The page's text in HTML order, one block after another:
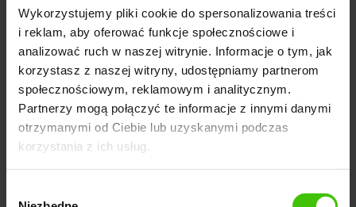
Wykorzystujemy pliki cookie do spersonalizowania treści
i reklam, aby oferować funkcje społecznościowe i
analizować ruch w naszej witrynie. Informacje o tym, jak
korzystasz z naszej witryny, udostępniamy partnerom
społecznościowym, reklamowym i analitycznym.
Partnerzy mogą połączyć te informacje z innymi danymi
otrzymanymi od Ciebie lub uzyskanymi podczas
korzystania z ich usług.
pozostawać w kontakcie z klientami za pomocą e-
mail marketingu,
zaoferować stałym klientom zniżkę lub darmową
dostawę.
Nie wiesz, jaką formę promocji w internecie wybrać?